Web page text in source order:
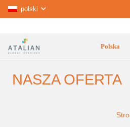
polski
Polska
NASZA OFERTA